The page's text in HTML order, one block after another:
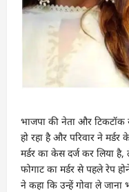
भाजपा की नेता और टिकटॉक
हो रहा है और परिवार ने
मर्डर का केस दर्ज कर लिया
फोगाट का मर्डर से पहले रेप
ने कहा कि उन्हें गोवा ले जाना